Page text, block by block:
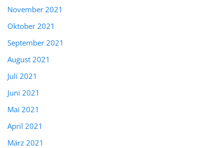
November 2021
Oktober 2021
September 2021
August 2021
Juli 2021
Juni 2021
Mai 2021
April 2021
März 2021